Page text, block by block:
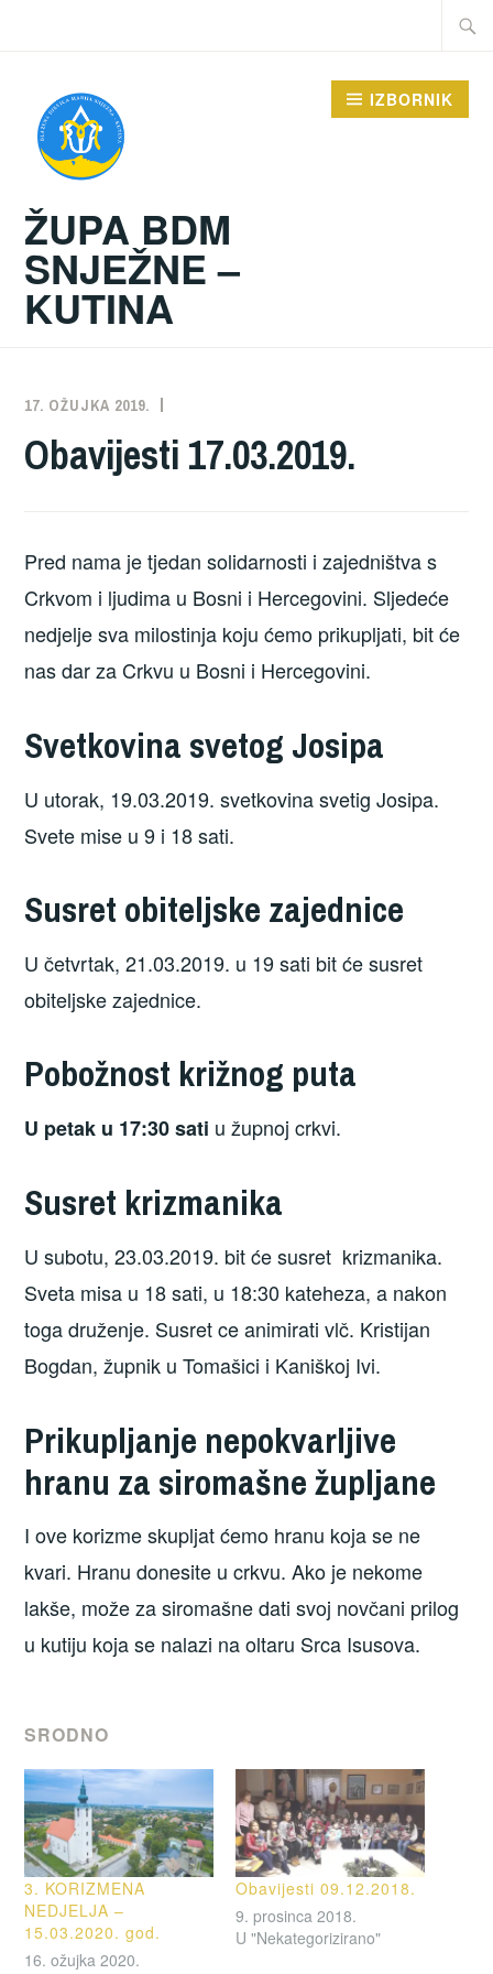
Traži:
ŽUPA BDM
SNJEŽNE –
KUTINA
IZBORNIK
17. OŽUJKA 2019.
Obavijesti 17.03.2019.
Pred nama je tjedan solidarnosti i zajedništva s
Crkvom i ljudima u Bosni i Hercegovini. Sljedeće
nedjelje sva milostinja koju ćemo prikupljati, bit će
nas dar za Crkvu u Bosni i Hercegovini.
Svetkovina svetog Josipa
U utorak, 19.03.2019. svetkovina svetig Josipa.
Svete mise u 9 i 18 sati.
Susret obiteljske zajednice
U četvrtak, 21.03.2019. u 19 sati bit će susret
obiteljske zajednice.
Pobožnost križnog puta
U petak u 17:30 sati u župnoj crkvi.
Susret krizmanika
U subotu, 23.03.2019. bit će susret krizmanika.
Sveta misa u 18 sati, u 18:30 kateheza, a nakon
toga druženje. Susret ce animirati vlč. Kristijan
Bogdan, župnik u Tomašici i Kaniškoj Ivi.
Prikupljanje nepokvarljive
hranu za siromašne župljane
I ove korizme skupljat ćemo hranu koja se ne
kvari. Hranu donesite u crkvu. Ako je nekome
lakše, može za siromašne dati svoj novčani prilog
u kutiju koja se nalazi na oltaru Srca Isusova.
SRODNO
3. KORIZMENA
NEDJELJA –
15.03.2020. god.
16. ožujka 2020.
Obavijesti 09.12.2018.
9. prosinca 2018.
U "Nekategorizirano"